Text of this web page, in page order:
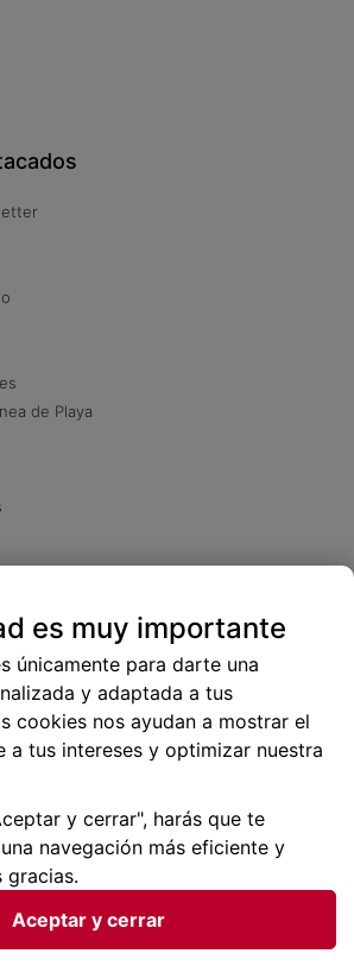
de Playa
es muy importante
únicamente para darte una
y adaptada a tus
cookies nos ayudan a mostrar el
a tus intereses y optimizar nuestra
y cerrar", harás que te
navegación más eficiente y
gracias.
Aceptar y cerrar